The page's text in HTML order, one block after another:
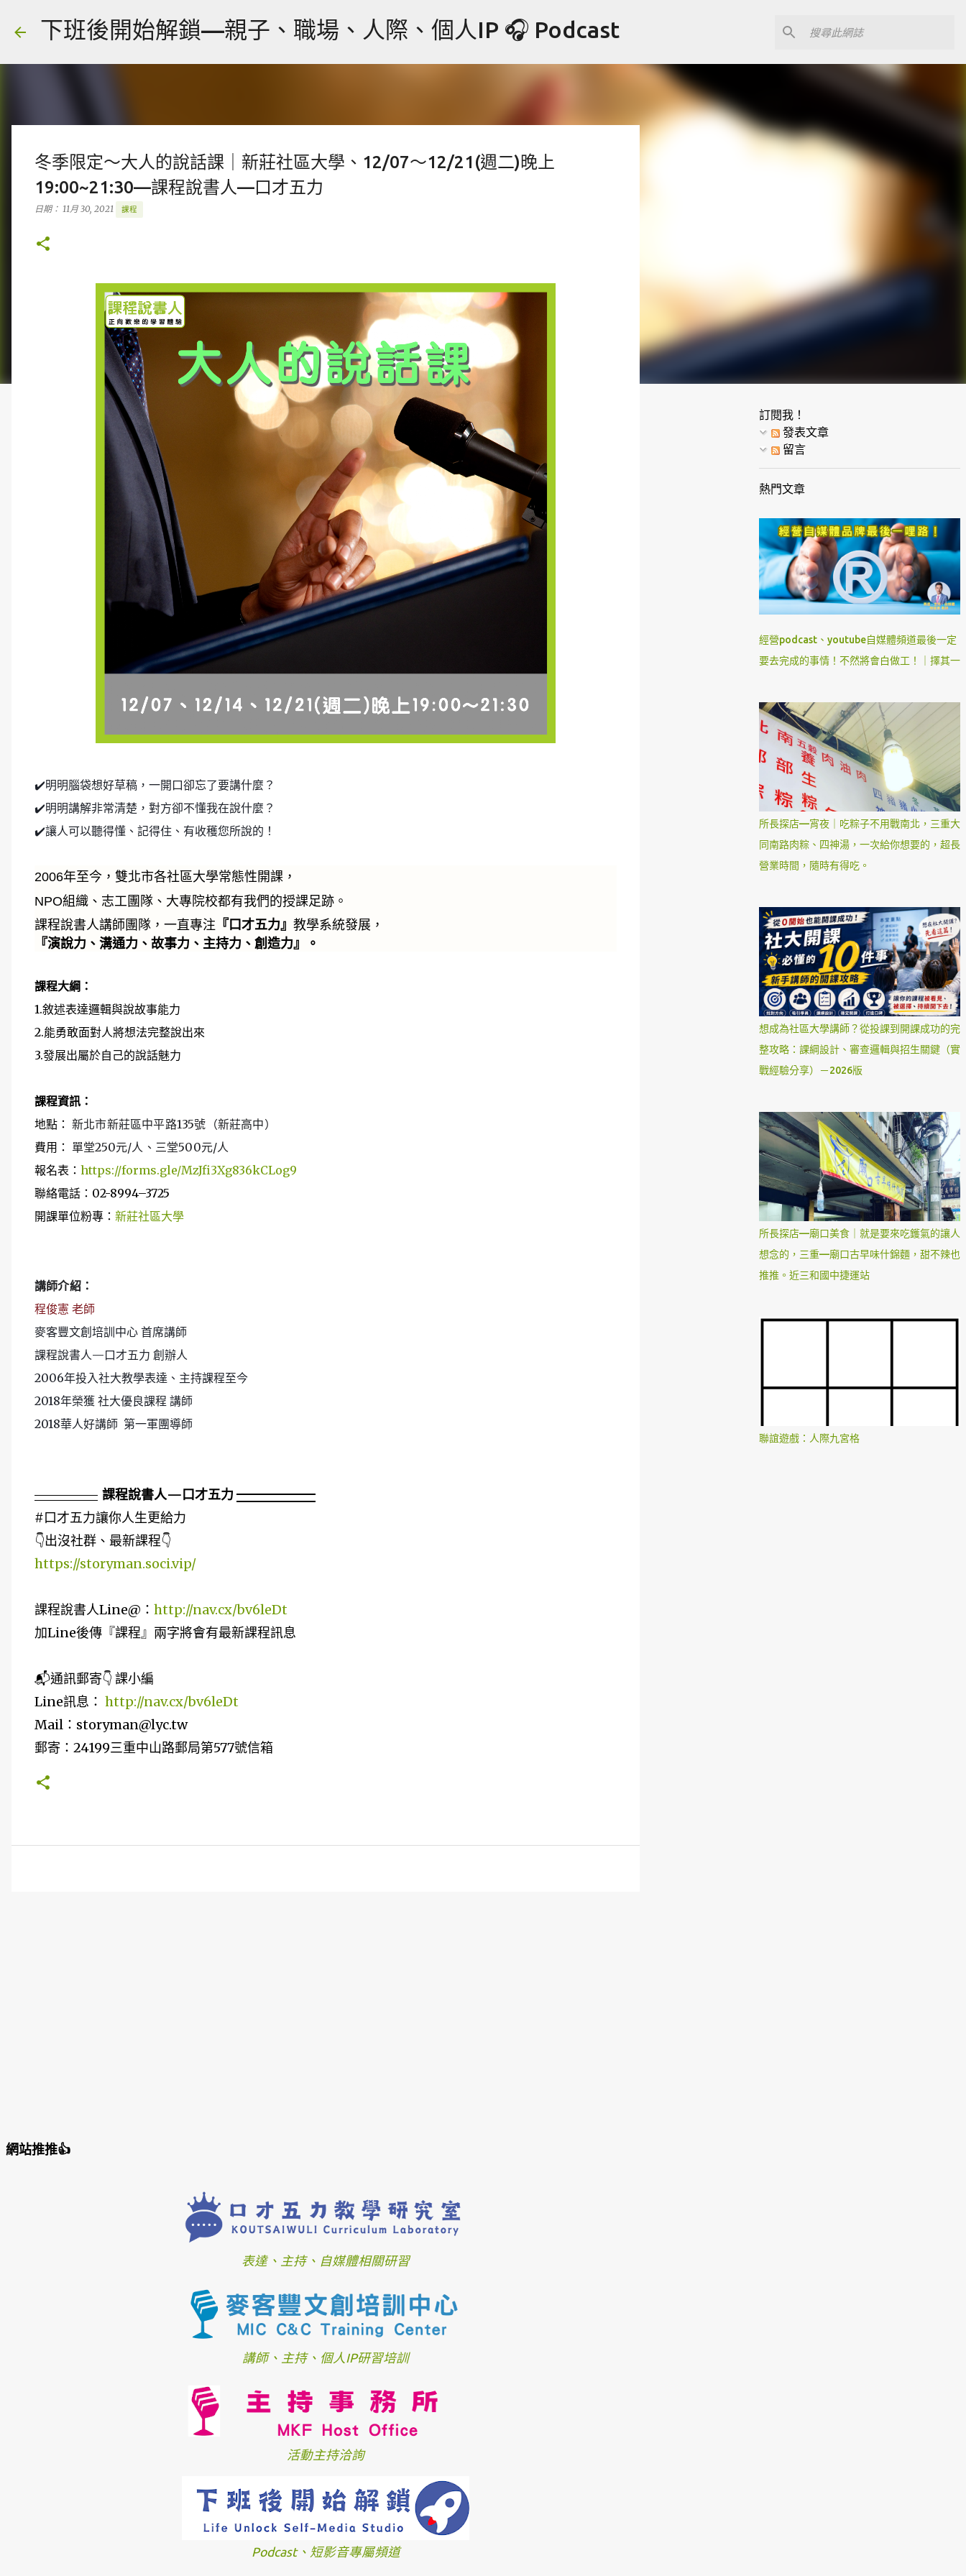
跳到主要內容
下班後開始解鎖—親子、職場、人際、個人IP 🎧 Podcast
冬季限定～大人的說話課｜新莊社區大學、12/07～12/21(週二)晚上
19:00~21:30—課程說書人—口才五力
日期： 11月 30, 2021 課程
✔️明明腦袋想好草稿，一開口卻忘了要講什麼？
✔️明明講解非常清楚，對方卻不懂我在說什麼？
✔️讓人可以聽得懂、記得住、有收穫您所說的！
2006年至今，雙北市各社區大學常態性開課，
NPO組織、志工團隊、大專院校都有我們的授課足跡。
課程說書人講師團隊，一直專注 『口才五力』 教學系統發展，
『演說力、溝通力、故事力、主持力、創造力』。
課程大綱：
1.敘述表達邏輯與說故事能力
2.能勇敢面對人將想法完整說出來
3.發展出屬於自己的說話魅力
課程資訊：
地點： 新北市新莊區中平路135號（新莊高中）
費用： 單堂250元/人、三堂500元/人
報名表： https://forms.gle/MzJfi3Xg836kCLog9
聯絡電話：02-8994–3725
開課單位粉專： 新莊社區大學
講師介紹：
程俊憲 老師
麥客豐文創培訓中心 首席講師
課程說書人—口才五力 創辦人
2006年投入社大教學表達、主持課程至今
2018年榮獲 社大優良課程 講師
2018華人好講師 第一軍團導師
課程說書人—口才五力
#口才五力讓你人生更給力
👇出沒社群、最新課程👇
https://storyman.soci.vip/
課程說書人Line@： http://nav.cx/bv6leDt
加Line後傳『課程』兩字將會有最新課程訊息
📬通訊郵寄👇 課小編
Line訊息： http://nav.cx/bv6leDt
Mail：storyman@lyc.tw
郵寄：24199三重中山路郵局第577號信箱
網站推推👍
表達、主持、自媒體相關研習
講師、主持、個人IP研習培訓
活動主持洽詢
Podcast、短影音專屬頻道
訂閱我！
發表文章
留言
熱門文章
經營podcast、youtube自媒體頻道最後一定
要去完成的事情！不然將會白做工！｜擇其一
所長探店—宵夜｜吃粽子不用戰南北，三重大
同南路肉粽、四神湯，一次給你想要的，超長
營業時間，隨時有得吃。
想成為社區大學講師？從投課到開課成功的完
整攻略：課綱設計、審查邏輯與招生關鍵（實
戰經驗分享）－2026版
所長探店—廟口美食｜就是要來吃鑊氣的讓人
想念的，三重—廟口古早味什錦麵，甜不辣也
推推。近三和國中捷運站
聯誼遊戲：人際九宮格